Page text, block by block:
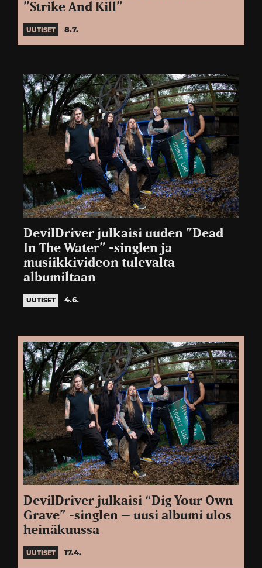
”Strike And Kill”
UUTISET 8.7.
DevilDriver julkaisi uuden ”Dead
In The Water” -singlen ja
musiikkivideon tulevalta
albumiltaan
UUTISET 4.6.
DevilDriver julkaisi “Dig Your Own
Grave” -singlen – uusi albumi ulos
heinäkuussa
UUTISET 17.4.